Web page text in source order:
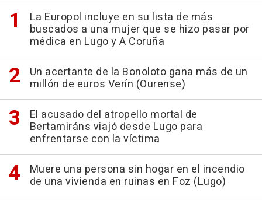
La Europol incluye en su lista de más
buscados a una mujer que se hizo pasar por
médica en Lugo y A Coruña
Un acertante de la Bonoloto gana más de un
millón de euros Verín (Ourense)
El acusado del atropello mortal de
Bertamiráns viajó desde Lugo para
enfrentarse con la víctima
Muere una persona sin hogar en el incendio
de una vivienda en ruinas en Foz (Lugo)